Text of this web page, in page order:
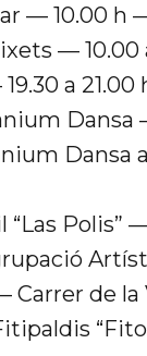
— 10.00 h
— 10.00
a
Dansa
Dansa
Polis”
Carrer de la